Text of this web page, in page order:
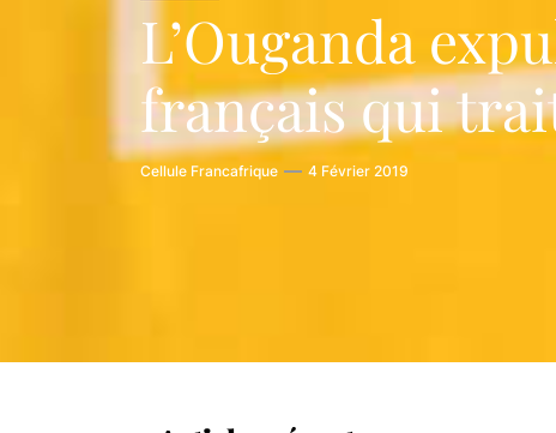
L’ethnie
L’Ouganda
français qui
Cellule Francafrique 4 Février 2019